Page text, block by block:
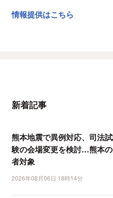
情報提供はこちら
新着記事
熊本地震で異例対応、司法
験の会場変更を検討…熊本
者対象
2026年08月06日 18時14分